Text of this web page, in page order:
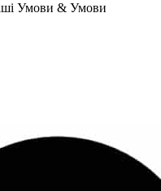
Умови & Умови